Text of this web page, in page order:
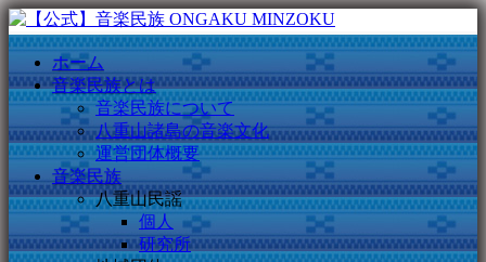
ホーム
音楽民族とは
音楽民族について
八重山諸島の音楽文化
運営団体概要
音楽民族
八重山民謡
個人
研究所